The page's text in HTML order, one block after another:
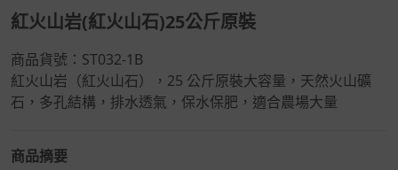
紅火山岩(紅火山石)25公斤原裝
商品貨號： ST032-1B
紅火山岩（紅火山石），25 公斤原裝大容量，天然火山礦
石，多孔結構，排水透氣，保水保肥，適合農場大量
商品摘要